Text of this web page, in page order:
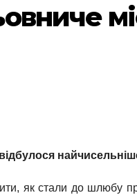
як стали до шлюбу